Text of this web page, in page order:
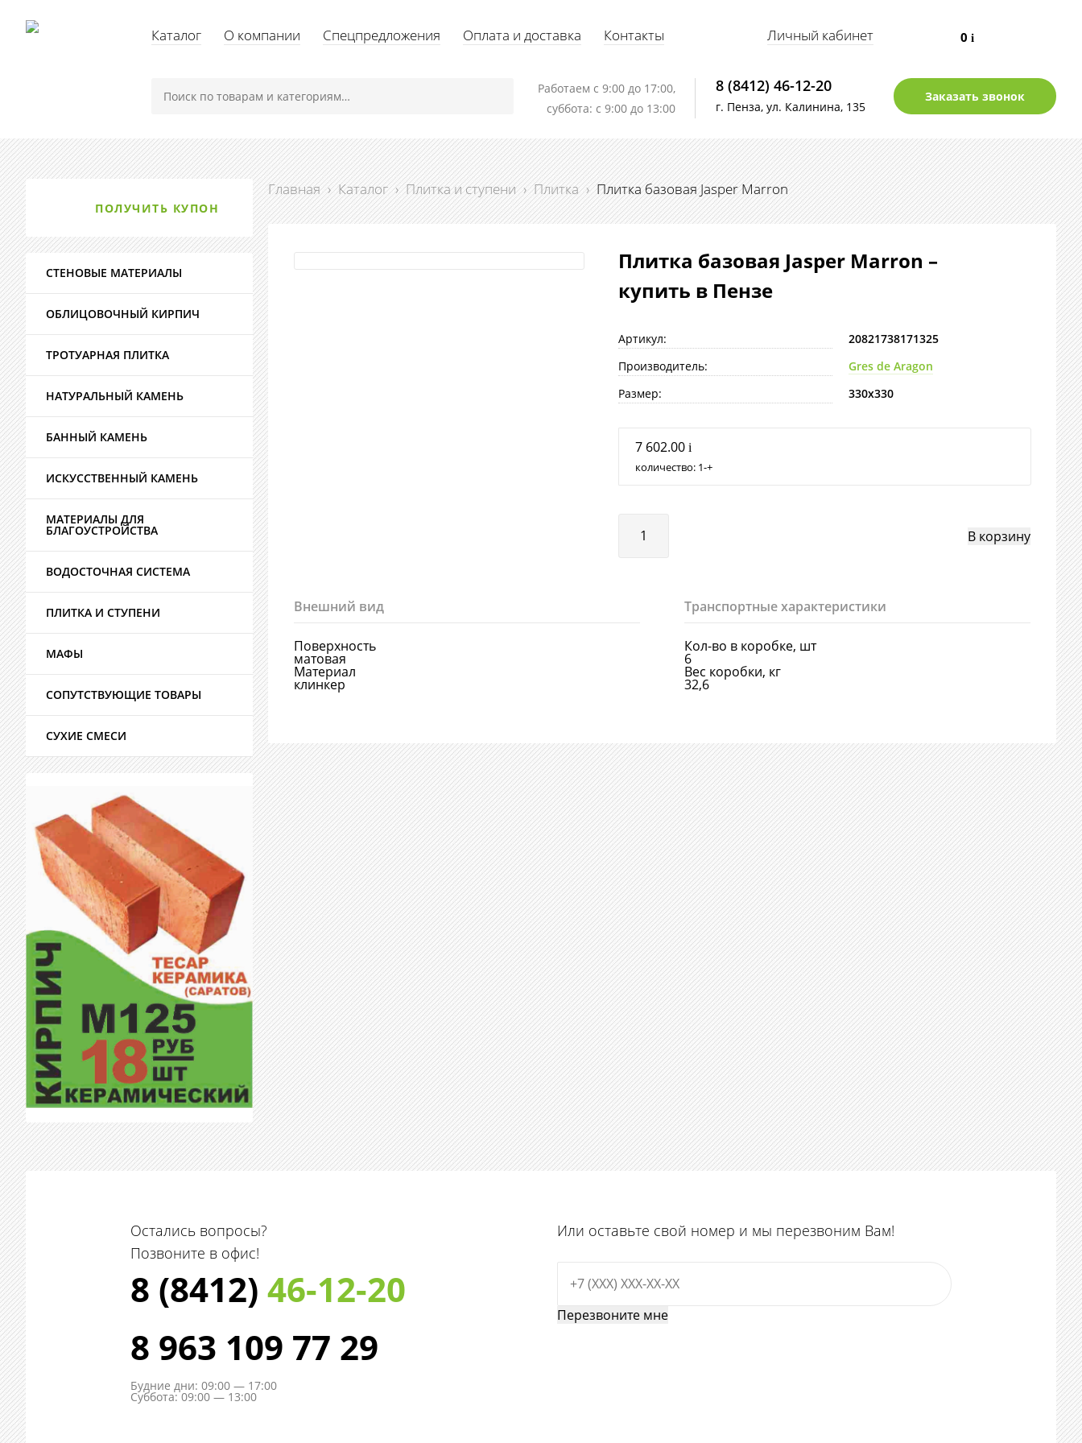
Каталог О компании Спецпредложения Оплата и доставка Контакты Личный кабинет 0i
Работаем c 9:00 до 17:00,
суббота: с 9:00 до 13:00
8 (8412) 46-12-20
г. Пенза, ул. Калинина, 135
Заказать звонок
Главная › Каталог › Плитка и ступени › Плитка › Плитка базовая Jasper Marron
Плитка базовая Jasper Marron –
купить в Пензе
Артикул:
20821738171325
Производитель:
Gres de Aragon
Размер:
330х330
7 602.00 i
количество: 1 +
Внешний вид
Поверхность
матовая
Материал
клинкер
Транспортные характеристики
Кол-во в коробке, шт
6
Вес коробки, кг
32,6
ПОЛУЧИТЬ КУПОН
СТЕНОВЫЕ МАТЕРИАЛЫ
ОБЛИЦОВОЧНЫЙ КИРПИЧ
ТРОТУАРНАЯ ПЛИТКА
НАТУРАЛЬНЫЙ КАМЕНЬ
БАННЫЙ КАМЕНЬ
ИСКУССТВЕННЫЙ КАМЕНЬ
МАТЕРИАЛЫ ДЛЯ
БЛАГОУСТРОЙСТВА
ВОДОСТОЧНАЯ СИСТЕМА
ПЛИТКА И СТУПЕНИ
МАФЫ
СОПУТСТВУЮЩИЕ ТОВАРЫ
СУХИЕ СМЕСИ
Остались вопросы?
Позвоните в офис!
8 (8412) 46-12-20
8 963 109 77 29
Будние дни: 09:00 — 17:00
Суббота: 09:00 — 13:00
Или оставьте свой номер и мы перезвоним Вам!